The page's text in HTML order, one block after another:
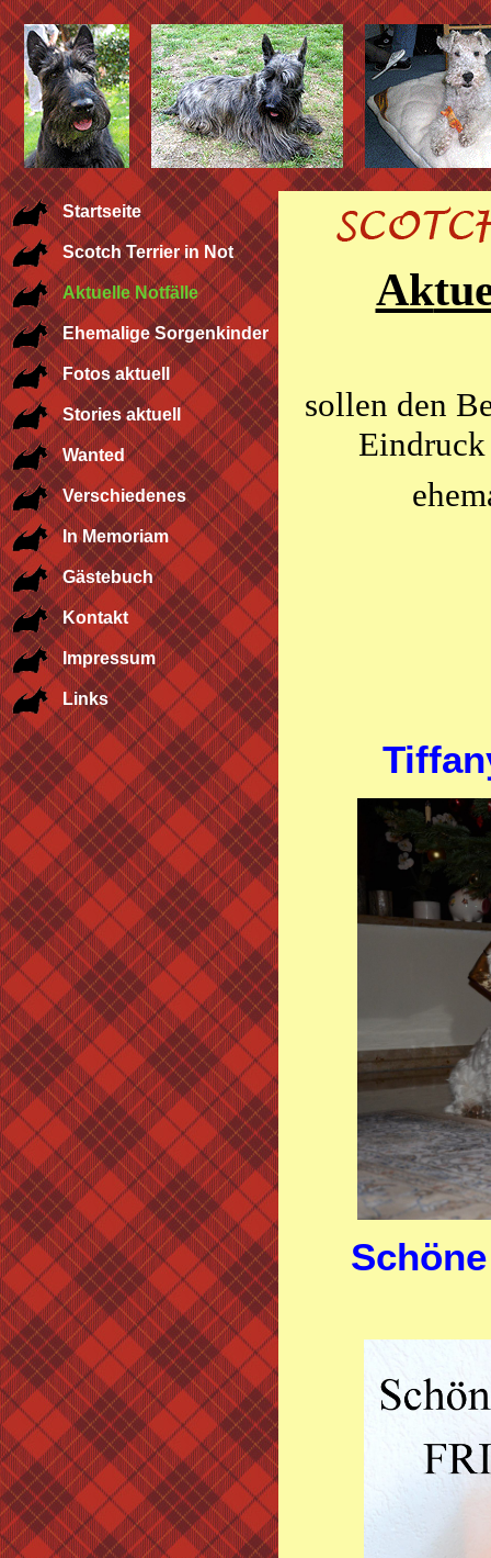
Startseite
Scotch Terrier in Not
Aktuelle Notfälle
Ehemalige Sorgenkinder
Fotos aktuell
Stories aktuell
Wanted
Verschiedenes
In Memoriam
Gästebuch
Kontakt
Impressum
Links
Ak
sollen den
Eindruck